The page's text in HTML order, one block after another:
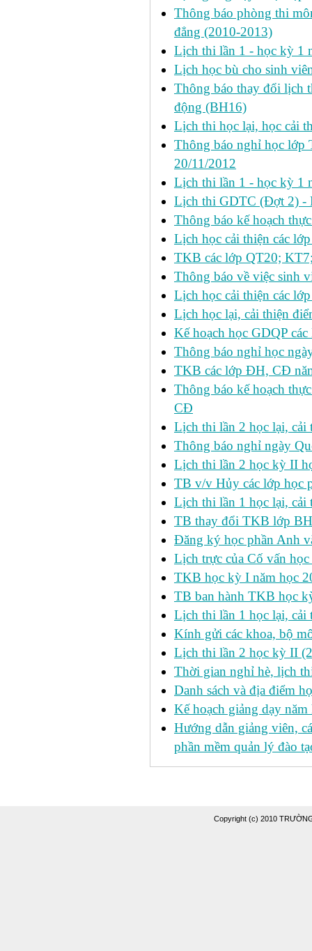
Thông báo phòng thi
đẳng (2010-2013)
Lịch thi lần 1 - học kỳ 1
Lịch học bù cho sinh
Thông báo thay đổi lịch
động (BH16)
Lịch thi học lại, học cải
Thông báo nghỉ học lớp
20/11/2012
Lịch thi lần 1 - học kỳ 1
Lịch thi GDTC (Đợt 2) -
Thông báo kế hoạch
Lịch học cải thiện các
TKB các lớp QT20;
Thông báo về việc sinh
Lịch học cải thiện các
Lịch học lại, cải thiện
Kế hoạch học GDQP
Thông báo nghỉ học
TKB các lớp ĐH, CĐ
Thông báo kế hoạch
CĐ
Lịch thi lần 2 học lại, cải
Thông báo nghỉ ngày
Lịch thi lần 2 học kỳ II
TB v/v Hủy các lớp học
Lịch thi lần 1 học lại, cải
TB thay đổi TKB lớp
Đăng ký học phần Anh
Lịch trực của Cố vấn học
TKB học kỳ I năm học
TB ban hành TKB học
Lịch thi lần 1 học lại, cải
Kính gửi các khoa, bộ
Lịch thi lần 2 học kỳ II
Thời gian nghỉ hè, lịch
Danh sách và địa điểm
Kế hoạch giảng dạy
Hướng dẫn giảng viên,
phần mềm quản lý đào
Copyright (c) 2010